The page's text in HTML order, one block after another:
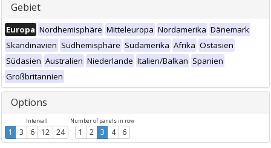
Gebiet
Europa Nordhemisphäre Mitteleuropa Nordamerika Dänemark
Skandinavien Südhemisphäre Südamerika Afrika Ostasien
Südasien Australien Niederlande Italien/Balkan Spanien
Großbritannien
Options
Intervall
1 3 6 12 24
Number of panels in row
1 2 3 4 6